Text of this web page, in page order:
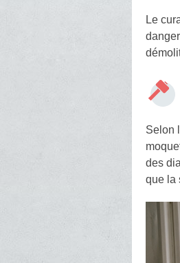
Le
Selon
des
que la